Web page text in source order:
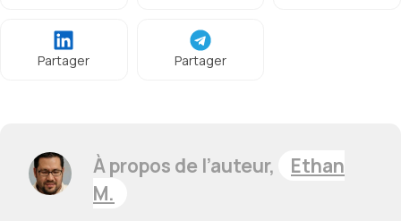
Partager Partager
À propos de l’auteur,
Ethan
M.